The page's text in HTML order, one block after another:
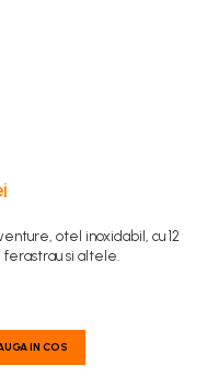
otel inoxidabil, cu 12
ferastrau si altele.
IN COS